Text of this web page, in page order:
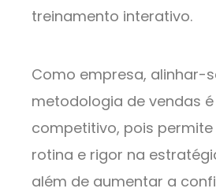
treinamento interativo.
Como empresa, alinhar-
metodologia de vendas
competitivo, pois
rotina e rigor na
além de aumentar a